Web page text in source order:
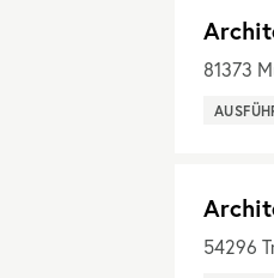
81373
54296